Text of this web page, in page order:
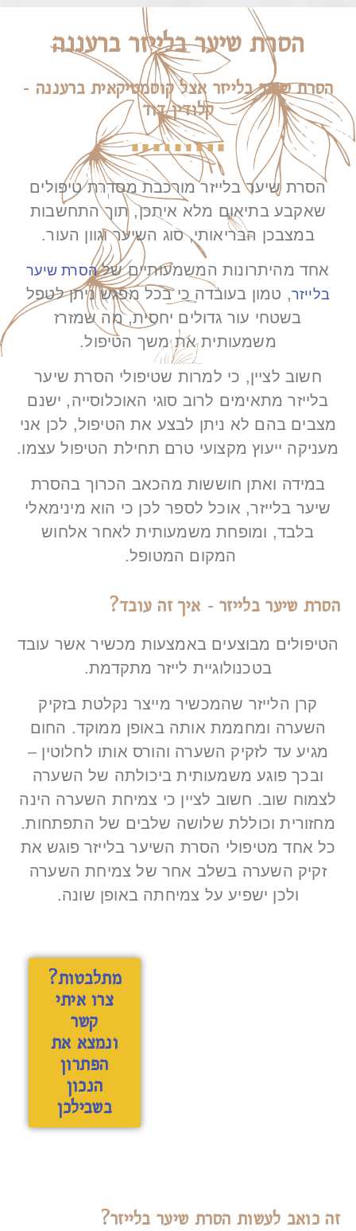
הסרת שיער בלייזר ברעננה
הסרת שיער בלייזר אצל קוסמטיקאית ברעננה -
קלודין דוד
הסרת שיער בלייזר מורכבת מסדרת טיפולים
שאקבע בתיאום מלא איתכן, תוך התחשבות
במצבכן הבריאותי, סוג השיער וגוון העור.
אחד מהיתרונות המשמעותיים שלהסרת שיער
בלייזר, טמון בעובדה כי בכל מפגש ניתן לטפל
בשטחי עור גדולים יחסית, מה שמזרז
משמעותית את משך הטיפול.
חשוב לציין, כי למרות שטיפולי הסרת שיער
בלייזר מתאימים לרוב סוגי האוכלוסייה, ישנם
מצבים בהם לא ניתן לבצע את הטיפול, לכן אני
מעניקה ייעוץ מקצועי טרם תחילת הטיפול עצמו.
במידה ואתן חוששות מהכאב הכרוך בהסרת
שיער בלייזר, אוכל לספר לכן כי הוא מינימאלי
בלבד, ומופחת משמעותית לאחר אלחוש
המקום המטופל.​
הסרת שיער בלייזר - איך זה עובד?
הטיפולים מבוצעים באמצעות מכשיר אשר עובד
בטכנולוגיית לייזר מתקדמת.
קרן הלייזר שהמכשיר מייצר נקלטת בזקיק
השערה ומחממת אותה באופן ממוקד. החום
מגיע עד לזקיק השערה והורס אותו לחלוטין –
ובכך פוגע משמעותית ביכולתה של השערה
לצמוח שוב. חשוב לציין כי צמיחת השערה הינה
מחזורית וכוללת שלושה שלבים של התפתחות.
כל אחד מטיפולי הסרת השיער בלייזר פוגש את
זקיק השערה בשלב אחר של צמיחת השערה
ולכן ישפיע על צמיחתה באופן שונה.
מתלבטות?
צרו איתי
קשר
ונמצא את
הפתרון
הנכון
בשבילכן
זה כואב לעשות הסרת שיער בלייזר?